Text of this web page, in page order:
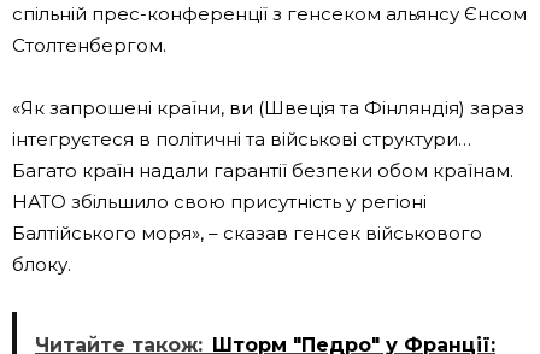
спільній прес-конференції з генсеком альянсу Єнсом
Столтенбергом.
«Як запрошені країни, ви (Швеція та Фінляндія) зараз
інтегруєтеся в політичні та військові структури…
Багато країн надали гарантії безпеки обом країнам.
НАТО збільшило свою присутність у регіоні
Балтійського моря», – сказав генсек військового
блоку.
Читайте також: Шторм "Педро" у Франції: